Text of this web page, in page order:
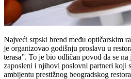
Najveći srpski brend među optičarskim
je organizovao godišnju proslavu u
terasa”. To je bio odličan povod da se
zaposleni i njihovi poslovni partneri koji
ambijentu prestižnog beogradskog